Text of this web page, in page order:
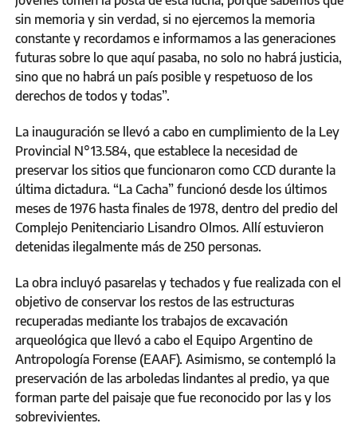
sin memoria y sin verdad, si no ejercemos la memoria
constante y recordamos e informamos a las generaciones
futuras sobre lo que aquí pasaba, no solo no habrá justicia,
sino que no habrá un país posible y respetuoso de los
derechos de todos y todas”.
La inauguración se llevó a cabo en cumplimiento de la Ley
Provincial N°13.584, que establece la necesidad de
preservar los sitios que funcionaron como CCD durante la
última dictadura. “La Cacha” funcionó desde los últimos
meses de 1976 hasta finales de 1978, dentro del predio del
Complejo Penitenciario Lisandro Olmos. Allí estuvieron
detenidas ilegalmente más de 250 personas.
La obra incluyó pasarelas y techados y fue realizada con el
objetivo de conservar los restos de las estructuras
recuperadas mediante los trabajos de excavación
arqueológica que llevó a cabo el Equipo Argentino de
Antropología Forense (EAAF). Asimismo, se contempló la
preservación de las arboledas lindantes al predio, ya que
forman parte del paisaje que fue reconocido por las y los
sobrevivientes.